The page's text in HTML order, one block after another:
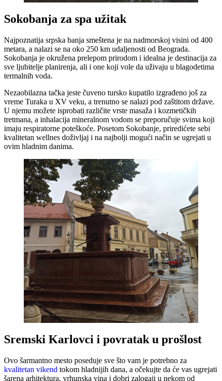
Sokobanja za spa užitak
Najpoznatija srpska banja smeštena je na nadmorskoj visini od 400
metara, a nalazi se na oko 250 km udaljenosti od Beograda.
Sokobanja je okružena prelepom prirodom i idealna je destinacija za
sve ljubitelje planirenja, ali i one koji vole da uživaju u blagodetima
termalnih voda.
Nezaobilazna tačka jeste čuveno tursko kupatilo izgrađeno još za
vreme Turaka u XV veku, a trenutno se nalazi pod zaštitom države.
U njemu možete isprobati različite vrste masaža i kozmetičkih
tretmana, a inhalacija mineralnom vodom se preporučuje svima koji
imaju respiratorne poteškoće. Posetom Sokobanje, priredićete sebi
kvalitetan wellnes doživljaj i na najbolji mogući način se ugrejati u
ovim hladnim danima.
Sremski Karlovci i povratak u prošlost
Ovo šarmantno mesto poseduje sve što vam je potrebno za
kvalitetan vikend tokom hladnijih dana, a očekujte da će vas ugrejati
šarena arhitektura, vrhunska vina i dobri zalogaji u nekom od